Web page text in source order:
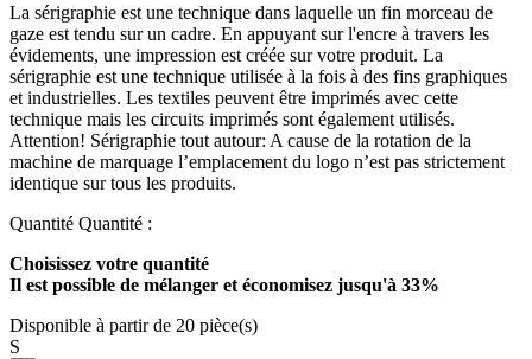
La sérigraphie est une technique dans laquelle un fin morceau de
gaze est tendu sur un cadre. En appuyant sur l'encre à travers les
évidements, une impression est créée sur votre produit. La
sérigraphie est une technique utilisée à la fois à des fins graphiques
et industrielles. Les textiles peuvent être imprimés avec cette
technique mais les circuits imprimés sont également utilisés.
Attention! Sérigraphie tout autour: A cause de la rotation de la
machine de marquage l’emplacement du logo n’est pas strictement
identique sur tous les produits.
Quantité Quantité :
Choisissez votre quantité
Il est possible de mélanger et économisez jusqu'à 33%
Disponible à partir de 20 pièce(s)
S